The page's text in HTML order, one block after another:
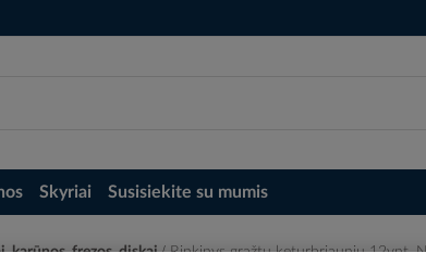
Skyriai Susisiekite su mumis
karūnos, frezos, diskai Rinkinys grąžtų keturbriaunių 12vnt.